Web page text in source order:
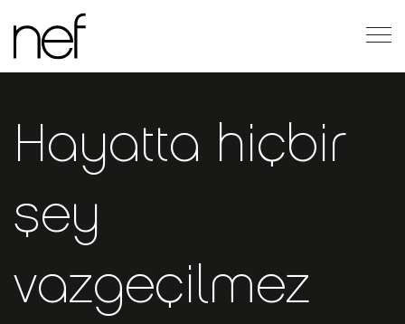
Hayatta hiçbir
şey
vazgeçilmez